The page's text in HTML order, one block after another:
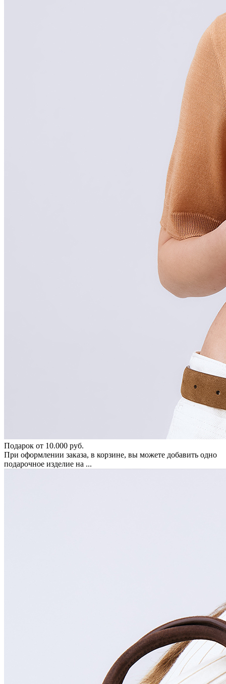
Подарок от 10.000 руб.
При оформлении заказа, в корзине, вы можете добавить одно
подарочное изделие на ...